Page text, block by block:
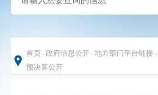
首页-政府信息公开-地方部门平台链接-
预决算公开